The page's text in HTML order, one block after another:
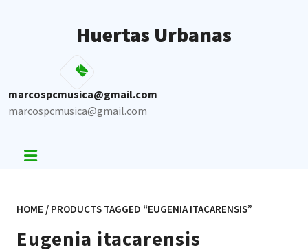
Huertas Urbanas
marcospcmusica@gmail.com
marcospcmusica@gmail.com
HOME / PRODUCTS TAGGED “EUGENIA ITACARENSIS”
Eugenia itacarensis